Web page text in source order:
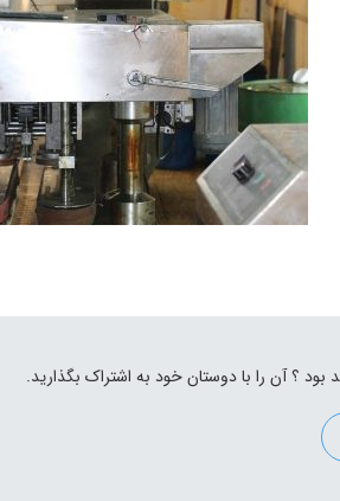
بود ؟ آن را با دوستان خود به اشتراک بگذارید.